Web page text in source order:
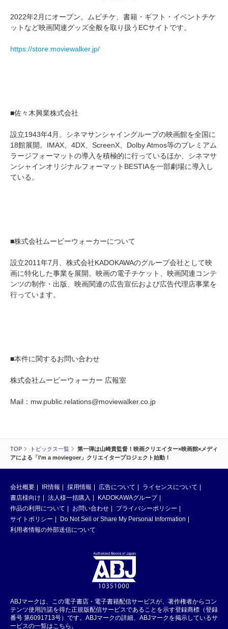
TOP トピックス一覧
第一弾は山崎貴監督！映画クリエイター×映画館×メディ
アによる「I’m a moviegoer」クリエイタープロジェクト始動！
2022年2月にオープン。ムビチケ、書籍・ギフト・イベントチケ
ットなど映画関連グッズ全般を取り扱うECサイトです。
https://store.moviewalker.jp/
■佐々木興業株式会社
設立1943年4月。シネマサンシャイングループの映画館を全国に
18館展開。IMAX、4DX、ScreenX、Dolby Atmos等のプレミアム
ラージフォーマットの導入を積極的に行っているほか、シネマサ
ンシャインオリジナルフォーマットBESTIAを一部劇場に導入し
ている。
■株式会社ムービーウォーカーについて
設立2011年7月、株式会社KADOKAWAのグループ会社として映
画に特化した事業を展開。映画の電子チケット、映画関連コンテ
ンツの制作・出版、映画関連の広告宣伝および広告代理店事業を
行っています。
■本件に関するお問い合わせ
株式会社ムービーウォーカー 広報室
Mail：mw.public.relations@moviewalker.co.jp
会社概要 IR情報 採用情報 広告について
ライセンスについて
書店様向け
法人様一括購入
KADOKAWAグループ
作品の利用について
お問い合わせ
プライバシーポリシー
サイトポリシー
Do Not Sell or Share My Personal Information
利用者情報の外部送信について
ABJマークは、この電子書店・電子書籍配信サービスが、著作権者からコン
テンツ使用許諾を得た正規版配信サービスであることを示す登録商標（登録
番号 第6091713号）です。ABJマークの詳細、ABJマークを掲示しているサ
ービスの一覧はこちら。